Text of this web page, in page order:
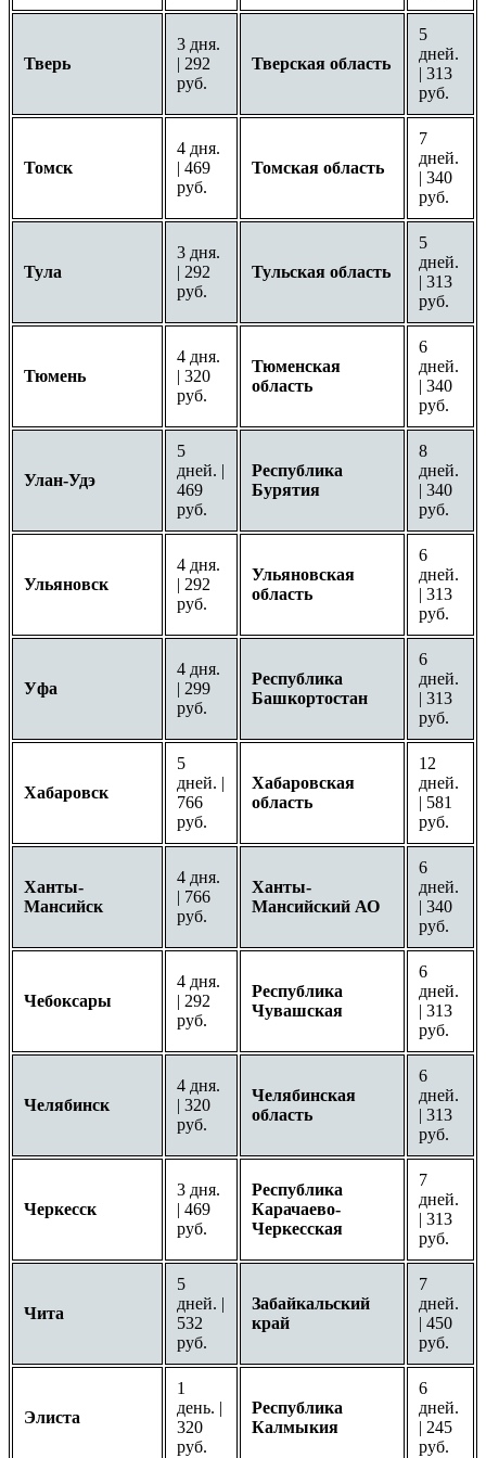
Тверь
3 дня.
| 292
руб.
Тверская область
5
дней.
| 313
руб.
Томск
4 дня.
| 469
руб.
Томская область
7
дней.
| 340
руб.
Тула
3 дня.
| 292
руб.
Тульская область
5
дней.
| 313
руб.
Тюмень
4 дня.
| 320
руб.
Тюменская
область
6
дней.
| 340
руб.
Улан-Удэ
5
дней. |
469
руб.
Республика
Бурятия
8
дней.
| 340
руб.
Ульяновск
4 дня.
| 292
руб.
Ульяновская
область
6
дней.
| 313
руб.
Уфа
4 дня.
| 299
руб.
Республика
Башкортостан
6
дней.
| 313
руб.
Хабаровск
5
дней. |
766
руб.
Хабаровская
область
12
дней.
| 581
руб.
Ханты-
Мансийск
4 дня.
| 766
руб.
Ханты-
Мансийский АО
6
дней.
| 340
руб.
Чебоксары
4 дня.
| 292
руб.
Республика
Чувашская
6
дней.
| 313
руб.
Челябинск
4 дня.
| 320
руб.
Челябинская
область
6
дней.
| 313
руб.
Черкесск
3 дня.
| 469
руб.
Республика
Карачаево-
Черкесская
7
дней.
| 313
руб.
Чита
5
дней. |
532
руб.
Забайкальский
край
7
дней.
| 450
руб.
Элиста
1
день. |
320
руб.
Республика
Калмыкия
6
дней.
| 245
руб.